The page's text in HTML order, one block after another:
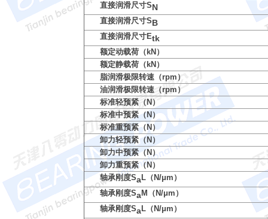
直接润滑尺寸SN
直接润滑尺寸SB
直接润滑尺寸Etk
额定动载荷（kN）
额定静载荷（kN）
脂润滑极限转速（rpm）
油润滑极限转速（rpm）
标准轻预紧（N）
标准中预紧（N）
标准重预紧（N）
卸力轻预紧（N）
卸力中预紧（N）
卸力重预紧（N）
轴承刚度SaL（N/μm）
轴承刚度SaM（N/μm）
轴承刚度SaL（N/μm）